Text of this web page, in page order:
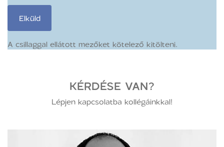
A csillaggal ellátott mezőket kötelező kitölteni.
KÉRDÉSE VAN?
Lépjen kapcsolatba kollégáinkkal!